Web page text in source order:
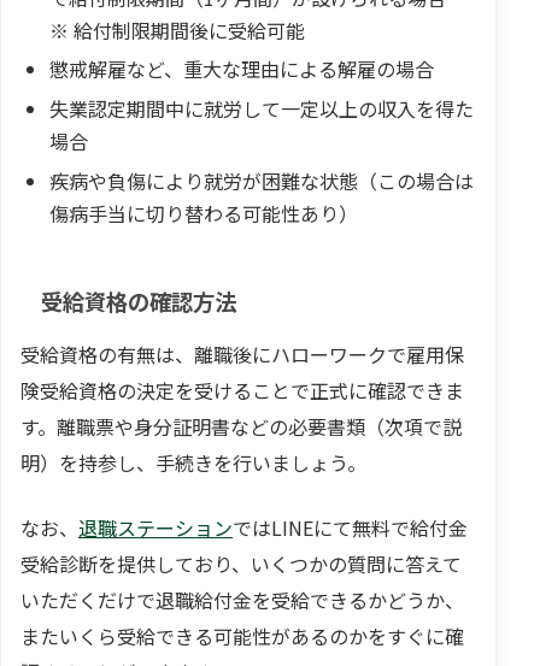
※ 給付制限期間後に受給可能
懲戒解雇など、重大な理由による解雇の場合
失業認定期間中に就労して一定以上の収入を得た
場合
疾病や負傷により就労が困難な状態（この場合は
傷病手当に切り替わる可能性あり）
受給資格の確認方法
受給資格の有無は、離職後にハローワークで雇用保
険受給資格の決定を受けることで正式に確認できま
す。離職票や身分証明書などの必要書類（次項で説
明）を持参し、手続きを行いましょう。
なお、 退職ステーションではLINEにて無料で給付金
受給診断を提供しており、いくつかの質問に答えて
いただくだけで退職給付金を受給できるかどうか、
またいくら受給できる可能性があるのかをすぐに確